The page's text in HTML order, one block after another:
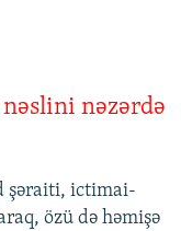
nəzərdə
şəraiti, ictimai-
özü də həmişə